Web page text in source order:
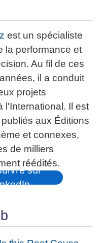
est un spécialiste
la performance et
Au fil de ces
il a conduit
projets
l'International. Il est
aux Éditions
et connexes,
de milliers
réédités.
sur